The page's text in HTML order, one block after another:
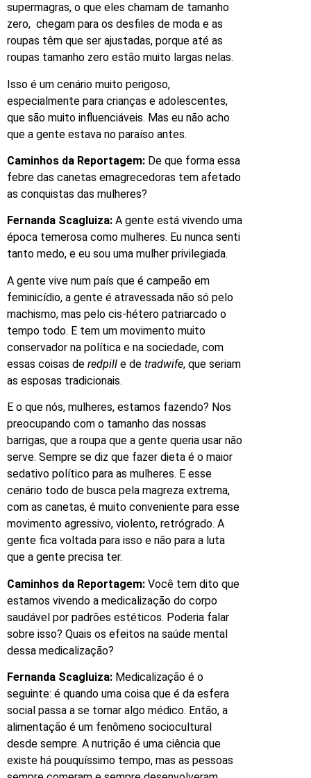
supermagras, o que eles chamam de tamanho
zero, chegam para os desfiles de moda e as
roupas têm que ser ajustadas, porque até as
roupas tamanho zero estão muito largas nelas.
Isso é um cenário muito perigoso,
especialmente para crianças e adolescentes,
que são muito influenciáveis. Mas eu não acho
que a gente estava no paraíso antes.
Caminhos da Reportagem: De que forma essa
febre das canetas emagrecedoras tem afetado
as conquistas das mulheres?
Fernanda Scagluiza: A gente está vivendo uma
época temerosa como mulheres. Eu nunca senti
tanto medo, e eu sou uma mulher privilegiada.
A gente vive num país que é campeão em
feminicídio, a gente é atravessada não só pelo
machismo, mas pelo cis-hétero patriarcado o
tempo todo. E tem um movimento muito
conservador na política e na sociedade, com
essas coisas de redpill e de tradwife, que seriam
as esposas tradicionais.
E o que nós, mulheres, estamos fazendo? Nos
preocupando com o tamanho das nossas
barrigas, que a roupa que a gente queria usar não
serve. Sempre se diz que fazer dieta é o maior
sedativo político para as mulheres. E esse
cenário todo de busca pela magreza extrema,
com as canetas, é muito conveniente para esse
movimento agressivo, violento, retrógrado. A
gente fica voltada para isso e não para a luta
que a gente precisa ter.
Caminhos da Reportagem: Você tem dito que
estamos vivendo a medicalização do corpo
saudável por padrões estéticos. Poderia falar
sobre isso? Quais os efeitos na saúde mental
dessa medicalização?
Fernanda Scagluiza: Medicalização é o
seguinte: é quando uma coisa que é da esfera
social passa a se tornar algo médico. Então, a
alimentação é um fenômeno sociocultural
desde sempre. A nutrição é uma ciência que
existe há pouquíssimo tempo, mas as pessoas